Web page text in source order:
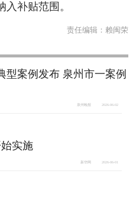
补贴范围。
责任编辑： 赖闽荣
型案例发布 泉州市一案例
泉州晚报 2026-06-02
实施
新华网 2026-06-01